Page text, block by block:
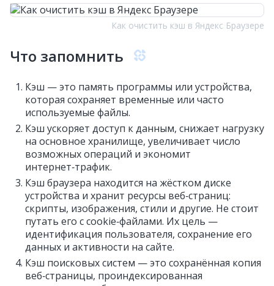
Как очистить кэш в Яндекс Браузере
Что запомнить
Кэш — это память программы или устройства,
которая сохраняет временные или часто
используемые файлы.
Кэш ускоряет доступ к данным, снижает нагрузку
на основное хранилище, увеличивает число
возможных операций и экономит
интернет‑трафик.
Кэш браузера находится на жёстком диске
устройства и хранит ресурсы веб‑страниц:
скрипты, изображения, стили и другие. Не стоит
путать его с cookie‑файлами. Их цель —
идентификация пользователя, сохранение его
данных и активности на сайте.
Кэш поисковых систем — это сохранённая копия
веб‑страницы, проиндексированная